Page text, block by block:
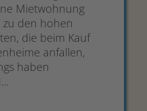
Mietwohnung
zu den hohen
die beim Kauf
anfallen,
haben